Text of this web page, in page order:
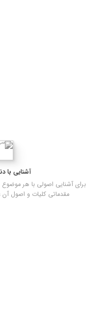
آشنایی با
برای آشنایی اصولی با هر موضوع
مقدماتی کلیات و اصول